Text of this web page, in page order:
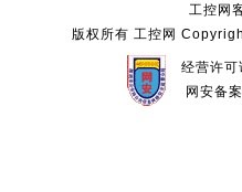
工控网
版权所有 工控网
经营许
网安备